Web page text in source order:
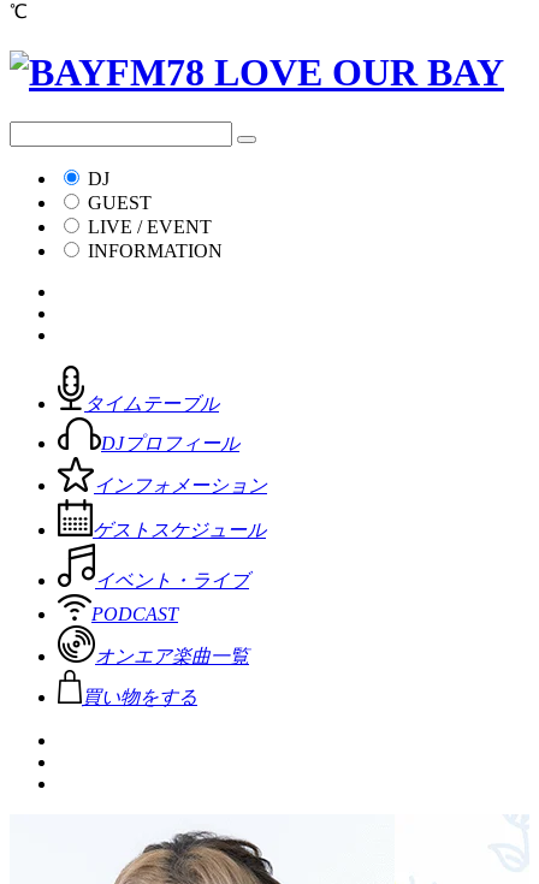
℃
DJ
GUEST
LIVE / EVENT
INFORMATION
タイムテーブル
DJプロフィール
インフォメーション
ゲストスケジュール
イベント・ライブ
PODCAST
オンエア楽曲一覧
買い物をする